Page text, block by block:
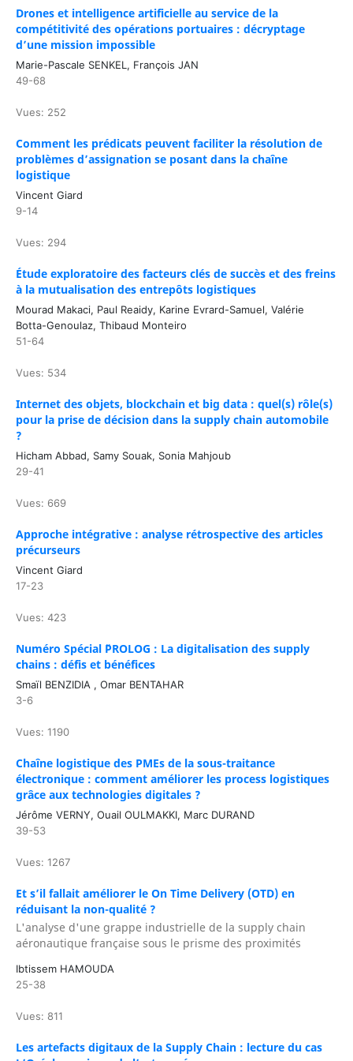
Drones et intelligence artificielle au service de la
compétitivité des opérations portuaires : décryptage
d’une mission impossible
Marie-Pascale SENKEL, François JAN
49-68
Vues: 252
Comment les prédicats peuvent faciliter la résolution de
problèmes d’assignation se posant dans la chaîne
logistique
Vincent Giard
9-14
Vues: 294
Étude exploratoire des facteurs clés de succès et des freins
à la mutualisation des entrepôts logistiques
Mourad Makaci, Paul Reaidy, Karine Evrard-Samuel, Valérie
Botta-Genoulaz, Thibaud Monteiro
51-64
Vues: 534
Internet des objets, blockchain et big data : quel(s) rôle(s)
pour la prise de décision dans la supply chain automobile
?
Hicham Abbad, Samy Souak, Sonia Mahjoub
29-41
Vues: 669
Approche intégrative : analyse rétrospective des articles
précurseurs
Vincent Giard
17-23
Vues: 423
Numéro Spécial ¨PROLOG : La digitalisation des supply
chains : défis et bénéfices
Smaïl BENZIDIA , Omar BENTAHAR
3-6
Vues: 1190
Chaîne logistique des PMEs de la sous-traitance
électronique : comment améliorer les process logistiques
grâce aux technologies digitales ?
Jérôme VERNY, Ouail OULMAKKI, Marc DURAND
39-53
Vues: 1267
Et s’il fallait améliorer le On Time Delivery (OTD) en
réduisant la non-qualité ?
L'analyse d'une grappe industrielle de la supply chain
aéronautique française sous le prisme des proximités
Ibtissem HAMOUDA
25-38
Vues: 811
Les artefacts digitaux de la Supply Chain : lecture du cas